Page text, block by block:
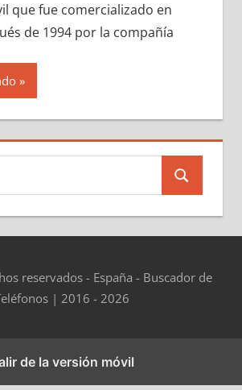
quе fue comercializado en
dе 1994 pοr la compañía
Buscar
reservados - España - Buscador de
| 2016 - 2026
de la versión móvil